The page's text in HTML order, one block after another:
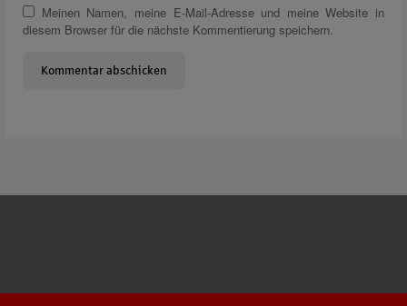
Meinen Namen, meine E-Mail-Adresse und meine Website in
diesem Browser für die nächste Kommentierung speichern.